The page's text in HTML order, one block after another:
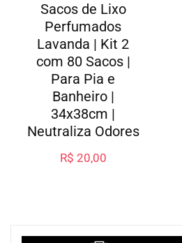
Sacos de Lixo
Perfumados
Lavanda | Kit 2
com 80 Sacos |
Para Pia e
Banheiro |
34x38cm |
Neutraliza Odores
R$ 20,00